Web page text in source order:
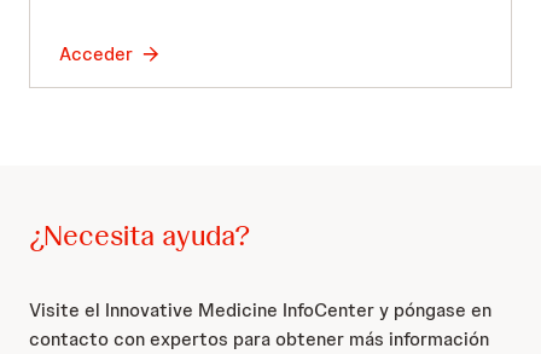
Acceder
¿Necesita ayuda?
Visite el Innovative Medicine InfoCenter y póngase en
contacto con expertos para obtener más información